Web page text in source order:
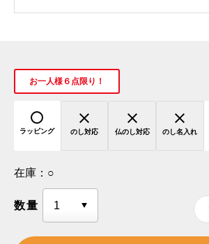
お一人様６点限り！
ラッピング のし対応 仏のし対応 のし名入れ
在庫： ○
数量